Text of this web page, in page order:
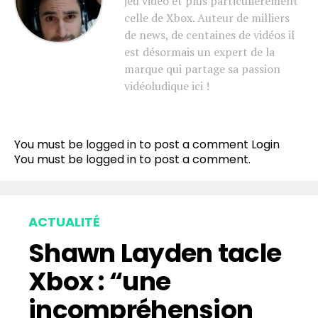
celle de Xbox. Auteur de milliers
de news, de centaines de vidéos il
est désormais un expert de la
marque qui partage sa passion
vidéoludique ici !
You must be logged in to post a comment Login
You must be logged in to post a comment.
ACTUALITÉ
Shawn Layden tacle
Xbox : “une
incompréhension